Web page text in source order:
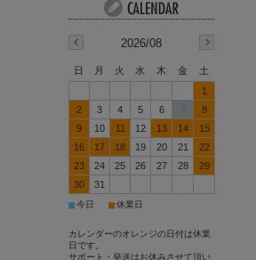
2026/08
日 月 火 水 木 金
土
1
2
3 4 5 6 7
8
9
10 11 12 13 14
15
16
17 18 19 20 21
22
23
24 25 26 27 28
29
30
31
■今日 ■休業日
カレンダーのオレンジの日付は休業
日です。
サポート・発送はお休みさせて頂い